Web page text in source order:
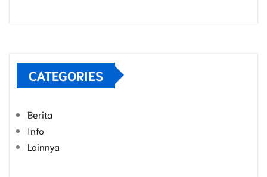
CATEGORIES
Berita
Info
Lainnya